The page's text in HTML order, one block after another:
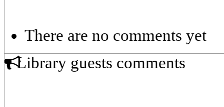
There are no comments yet
Library guests comments